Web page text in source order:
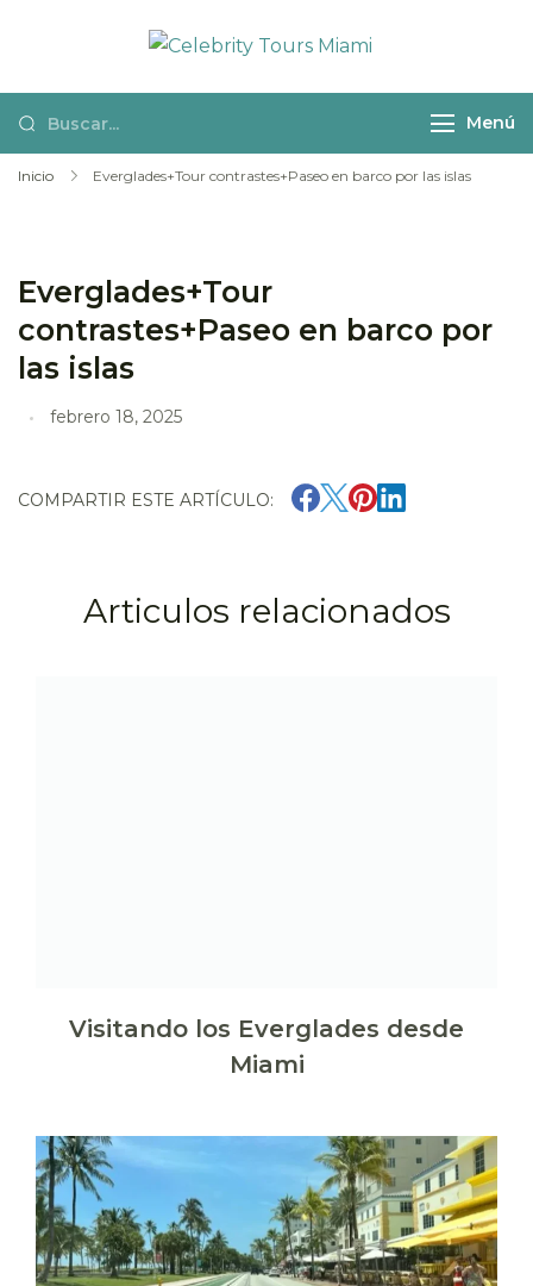
Tours Miami
excursiones en
español porMenú
Inicio Everglades+Tour contrastes+Paseo en barco por las islas
Everglades+Tour
contrastes+Paseo en barco por
las islas
febrero 18, 2025
COMPARTIR ESTE ARTÍCULO:
Articulos relacionados
Visitando los Everglades desde
Miami